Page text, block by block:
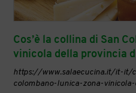
Cos’è la collina di San
vinicola della provincia
https://www.salaecucina.it/it-it/
colombano-lunica-zona-